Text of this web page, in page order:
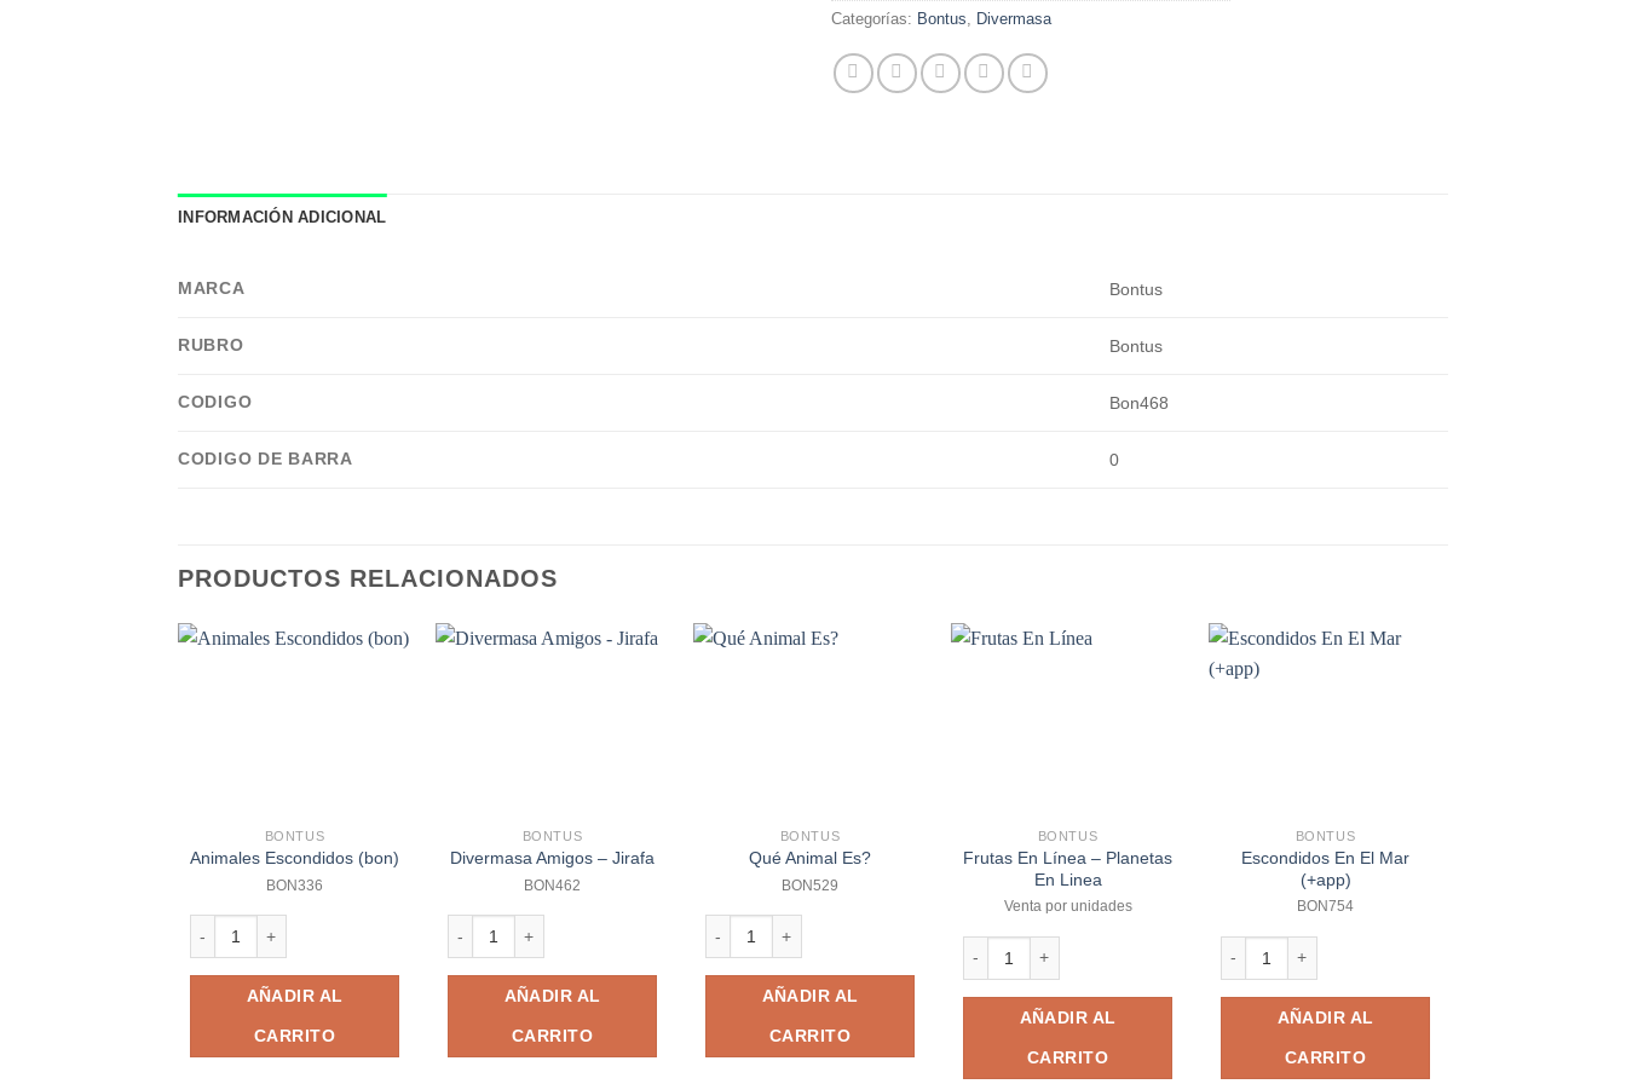
Categorías: Bontus, Divermasa
INFORMACIÓN ADICIONAL
MARCA Bontus
RUBRO Bontus
CODIGO Bon468
CODIGO DE BARRA 0
PRODUCTOS RELACIONADOS
BONTUS
Animales Escondidos (bon)
BON336
AÑADIR AL
CARRITO
BONTUS
Divermasa Amigos – Jirafa
BON462
AÑADIR AL
CARRITO
BONTUS
Qué Animal Es?
BON529
AÑADIR AL
CARRITO
BONTUS
Frutas En Línea – Planetas
En Linea
Venta por unidades
AÑADIR AL
CARRITO
BONTUS
Escondidos En El Mar
(+app)
BON754
AÑADIR AL
CARRITO